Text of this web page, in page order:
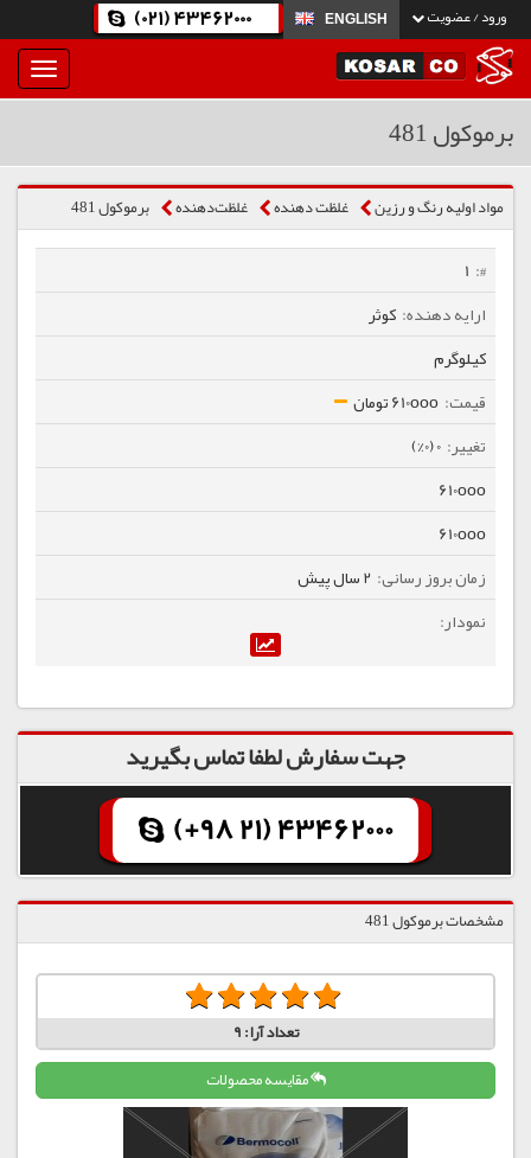
ورود / عضویت ENGLISH
(021) 43462000
بار
و
برموکول 481
مواد اولیه رنگ و رزین غلظت دهنده غلظت‌دهنده برموکول 481
1
کوثر
کیلوگرم
610ooo تومان
0 (0%)
610ooo
610ooo
2 سال پیش
جهت سفارش لطفا تماس بگیرید
(+98 21) 43462000
مشخصات برموکول 481
تعداد آرا:9
مقایسه محصولات